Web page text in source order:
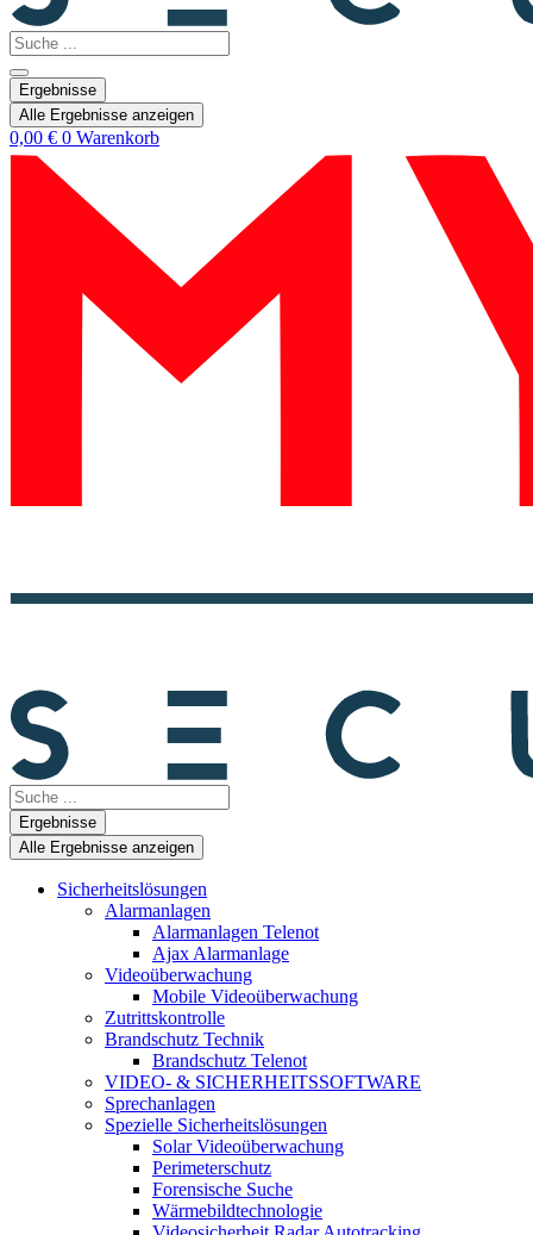
Search
...
Ergebnisse
Alle Ergebnisse anzeigen
0,00 € 0 Warenkorb
Search
...Ergebnisse
Alle Ergebnisse anzeigen
Sicherheitslösungen
Alarmanlagen
Alarmanlagen Telenot
Ajax Alarmanlage
Videoüberwachung
Mobile Videoüberwachung
Zutrittskontrolle
Brandschutz Technik
Brandschutz Telenot
VIDEO- & SICHERHEITSSOFTWARE
Sprechanlagen
Spezielle Sicherheitslösungen
Solar Videoüberwachung
Perimeterschutz
Forensische Suche
Wärmebildtechnologie